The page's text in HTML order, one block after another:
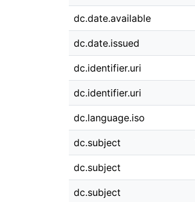
dc.date.available
dc.date.issued
dc.identifier.uri
dc.identifier.uri
dc.language.iso
dc.subject
dc.subject
dc.subject